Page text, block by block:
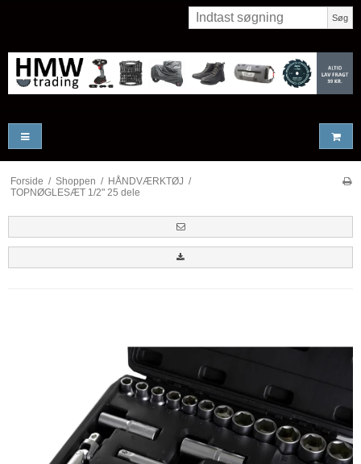
Søg
Forside / Shoppen / HÅNDVÆRKTØJ /
TOPNØGLESÆT 1/2" 25 dele